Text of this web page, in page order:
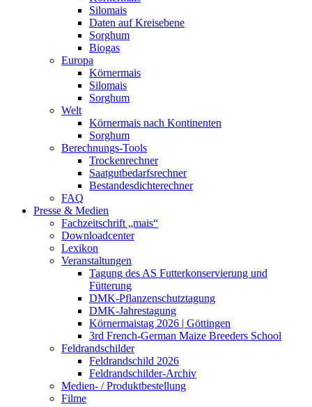
Silomais
Daten auf Kreisebene
Sorghum
Biogas
Europa
Körnermais
Silomais
Sorghum
Welt
Körnermais nach Kontinenten
Sorghum
Berechnungs-Tools
Trockenrechner
Saatgutbedarfsrechner
Bestandesdichterechner
FAQ
Presse & Medien
Fachzeitschrift „mais“
Downloadcenter
Lexikon
Veranstaltungen
Tagung des AS Futterkonservierung und
Fütterung
DMK-Pflanzenschutztagung
DMK-Jahrestagung
Körnermaistag 2026 | Göttingen
3rd French-German Maize Breeders School
Feldrandschilder
Feldrandschild 2026
Feldrandschilder-Archiv
Medien- / Produktbestellung
Filme